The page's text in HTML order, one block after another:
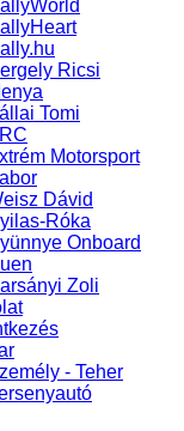
Ricsi
Tomi
Motorsport
Dávid
Róka
Onboard
Zoli
- Teher